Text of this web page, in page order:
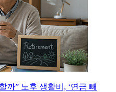
까” 노후 생활비, ‘연금 빼